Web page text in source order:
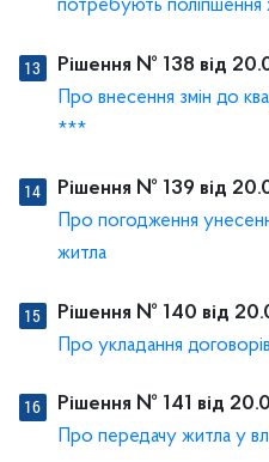
потребують
Рішення № 138 від
Про внесення змін до
***
Рішення № 139 від
Про погодження
житла
Рішення № 140 від
Про укладання
Рішення № 141 від
Про передачу житла у